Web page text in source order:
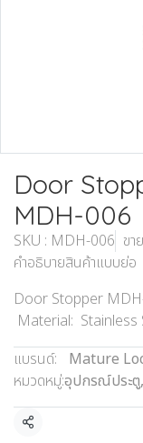
Door
MDH-006
SKU : MDH-006 ขา
คำอธิบายสินค้าแบบย่อ
Door Stopper
Material: Stainless
แบรนด์:
Mature
หมวดหมู่:อุปกรณ์ประตู,
แชร์